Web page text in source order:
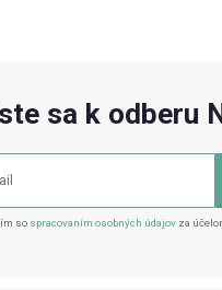
sa k odberu
so spracovaním osobných údajov za